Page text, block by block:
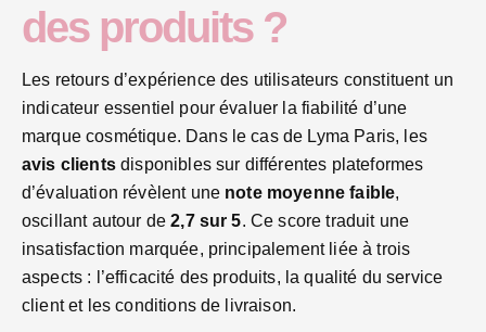
des produits ?
Les retours d’expérience des utilisateurs constituent un
indicateur essentiel pour évaluer la fiabilité d’une
marque cosmétique. Dans le cas de Lyma Paris, les
avis clientsdisponibles sur différentes plateformes
d’évaluation révèlent une note moyenne faible,
oscillant autour de2,7 sur 5. Ce score traduit une
insatisfaction marquée, principalement liée à trois
aspects : l’efficacité des produits, la qualité du service
client et les conditions de livraison.